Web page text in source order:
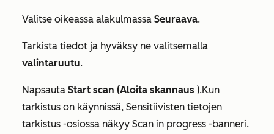
Valitse oikeassa alakulmassa Seuraava.
Tarkista tiedot ja hyväksy ne valitsemalla
valintaruutu.
Napsauta Start scan (Aloita skannaus ).Kun
tarkistus on käynnissä, Sensitiivisten tietojen
tarkistus -osiossa näkyy Scan in progress -banneri.